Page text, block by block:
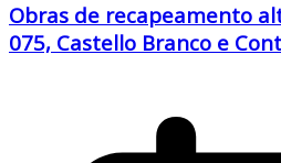
Obras de recapeamento
075, Castello Branco e